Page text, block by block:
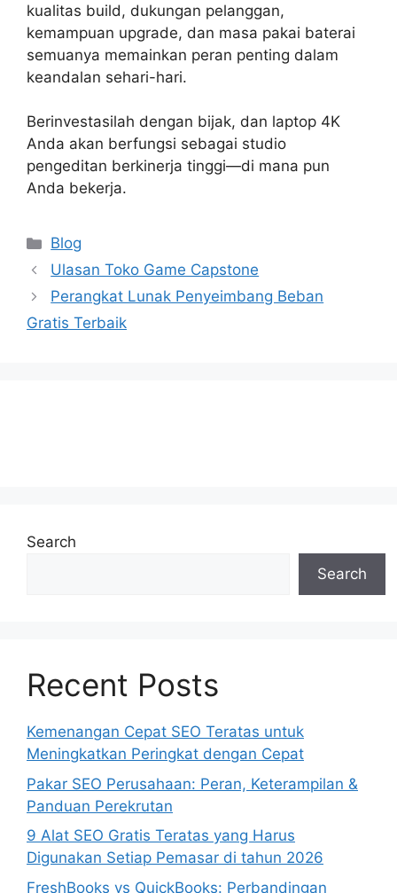
kualitas build, dukungan pelanggan,
kemampuan upgrade, dan masa pakai baterai
semuanya memainkan peran penting dalam
keandalan sehari-hari.
Berinvestasilah dengan bijak, dan laptop 4K
Anda akan berfungsi sebagai studio
pengeditan berkinerja tinggi—di mana pun
Anda bekerja.
Categories
Blog
Ulasan Toko Game Capstone
Perangkat Lunak Penyeimbang Beban
Gratis Terbaik
Search
Search
Recent Posts
Kemenangan Cepat SEO Teratas untuk
Meningkatkan Peringkat dengan Cepat
Pakar SEO Perusahaan: Peran, Keterampilan &
Panduan Perekrutan
9 Alat SEO Gratis Teratas yang Harus
Digunakan Setiap Pemasar di tahun 2026
FreshBooks vs QuickBooks: Perbandingan